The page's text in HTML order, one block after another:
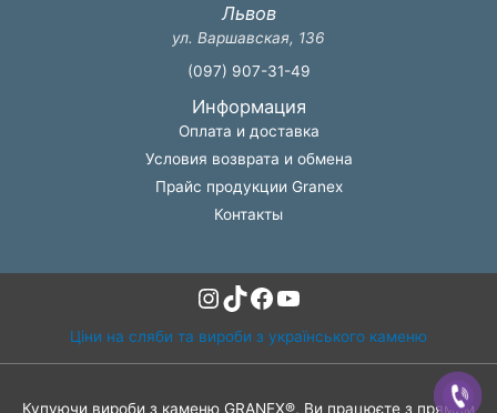
Львов
ул. Варшавская, 136
(097) 907-31-49
Информация
Оплата и доставка
Условия возврата и обмена
Прайс продукции Granex
Контакты
Instagram
TikTok
Facebook
YouTube
Ціни на сляби та вироби з українського каменю
Купуючи вироби з каменю GRANEX®, Ви працюєте з прямим